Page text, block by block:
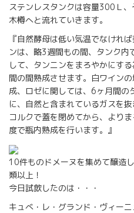
ステンレスタンクは容量300Ｌ
木樽へと流れていきます。
『自然酵母は低い気温でなけれ
ンは、略3週間もの間、タンク内
して、タンニンをまろやかにす
間の間熟成させます。白ワイン
成、ロゼに関しては、6ヶ月間の
に、自然と含まれているガスを
コルクで蓋を閉めてから、より
度で瓶内熟成を行います。』
10件ものドメーヌを集めて醸造
類以上！
今日試飲したのは・・・
キュべ・レ・グランド・ヴィー